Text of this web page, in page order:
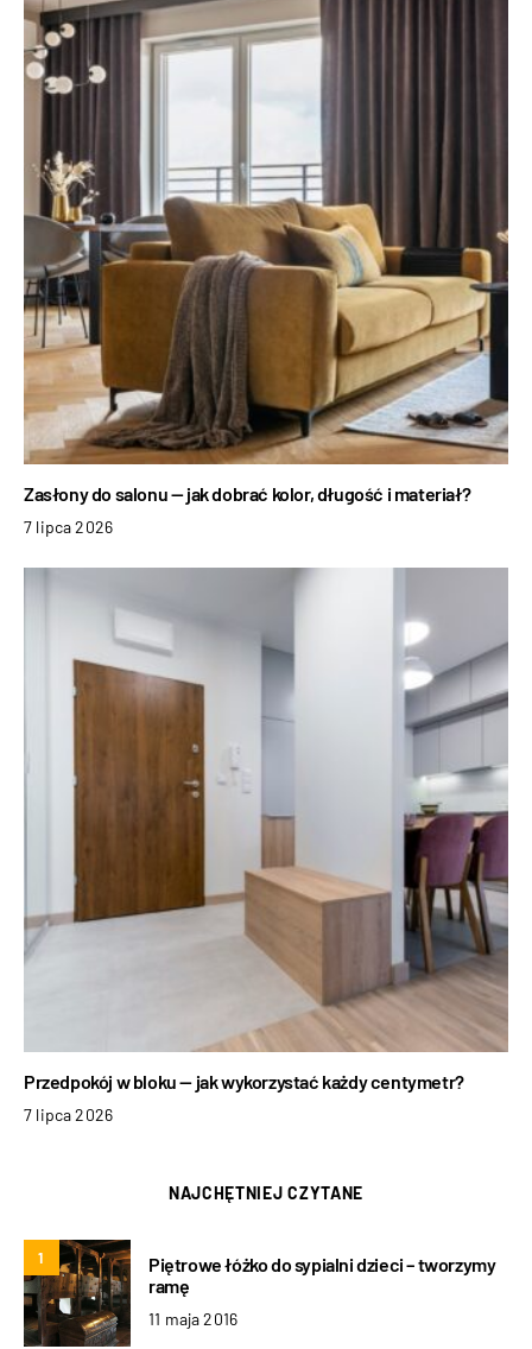
Zasłony do salonu — jak dobrać kolor, długość i materiał?
7 lipca 2026
Przedpokój w bloku — jak wykorzystać każdy centymetr?
7 lipca 2026
NAJCHĘTNIEJ CZYTANE
1
Piętrowe łóżko do sypialni dzieci – tworzymy
ramę
11 maja 2016